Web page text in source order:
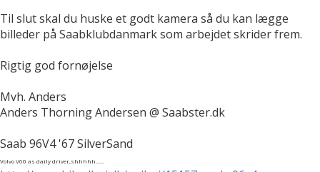
Til slut skal du huske et godt kamera så du kan lægge
billeder på Saabklubdanmark som arbejdet skrider frem.
Rigtig god fornøjelse
Mvh. Anders
Anders Thorning Andersen @ Saabster.dk
Saab 96V4 '67 SilverSand
Volvo V60 as daily driver,shhhhh......